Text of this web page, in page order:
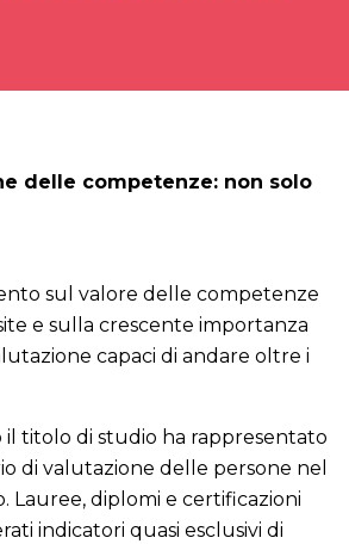
delle competenze: non solo
sul valore delle competenze
e sulla crescente importanza
capaci di andare oltre i
titolo di studio ha rappresentato
di valutazione delle persone nel
Lauree, diplomi e certificazioni
indicatori quasi esclusivi di